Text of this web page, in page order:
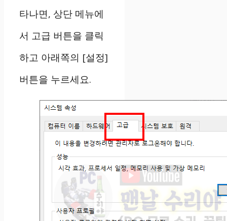
타나면, 상단 메뉴에
서 고급 버튼을 클릭
하고 아래쪽의 [설정]
버튼을 누르세요.